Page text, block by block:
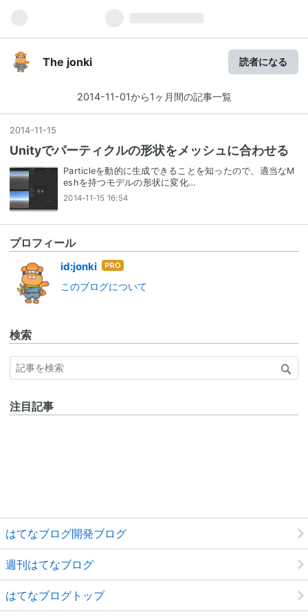
The jonki 読者になる
2014-11-01から1ヶ月間の記事一覧
2014-11 -15
Unityでパーティクルの形状をメッシュに合わせる
Particleを動的に生成できることを知ったので、適当なM
eshを持つモデルの形状に変化…
2014-11-15 16:54
プロフィール
id:jonki はて
ログ
このブログについて
検索
注目記事
はてなブログ開発ブログ
週刊はてなブログ
はてなブログトップ